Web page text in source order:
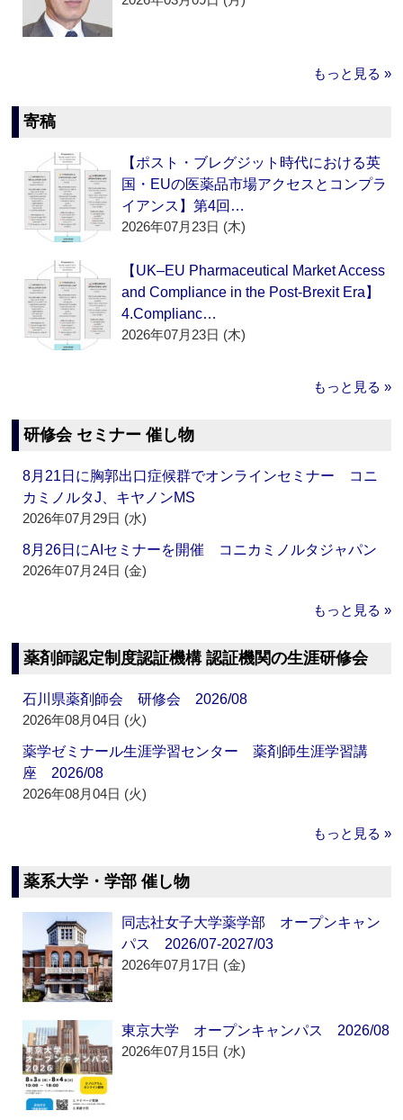
もっと見る »
寄稿
【ポスト・ブレグジット時代における英
国・EUの医薬品市場アクセスとコンプラ
イアンス】第4回…
2026年07月23日 (木)
【UK–EU Pharmaceutical Market Access
and Compliance in the Post-Brexit Era】
4.Complianc…
2026年07月23日 (木)
もっと見る »
研修会 セミナー 催し物
8月21日に胸郭出口症候群でオンラインセミナー コニ
カミノルタJ、キヤノンMS
2026年07月29日 (水)
8月26日にAIセミナーを開催 コニカミノルタジャパン
2026年07月24日 (金)
もっと見る »
薬剤師認定制度認証機構 認証機関の生涯研修会
石川県薬剤師会 研修会 2026/08
2026年08月04日 (火)
薬学ゼミナール生涯学習センター 薬剤師生涯学習講
座 2026/08
2026年08月04日 (火)
もっと見る »
薬系大学・学部 催し物
同志社女子大学薬学部 オープンキャン
パス 2026/07-2027/03
2026年07月17日 (金)
東京大学 オープンキャンパス 2026/08
2026年07月15日 (水)